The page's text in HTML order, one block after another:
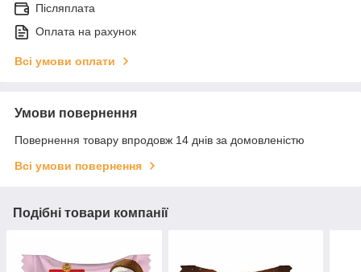
Післяплата
Оплата на рахунок
Всі умови оплати
Умови повернення
Повернення товару впродовж 14 днів за домовленістю
Всі умови повернення
Подібні товари компанії